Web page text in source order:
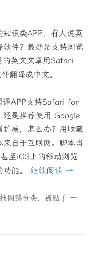
识类APP，有人说英
件？最好是支持浏览
的英文文章用Safari
翻译成中文。
译APP支持Safari for
还是推荐使用 Google
展，怎么办？用收藏
自于互联网。脚本当
至iOS上的移动浏览
能。 继续阅读 →
网络分类，被贴了 一